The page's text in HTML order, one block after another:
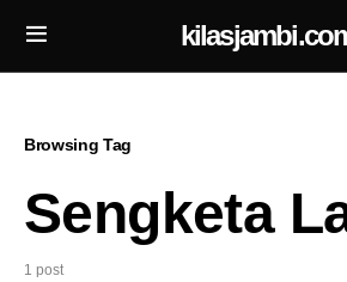
Browsing Tag
Sengketa
1 post